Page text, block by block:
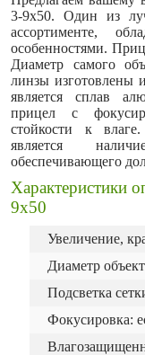
3-9x50. Один из
ассортименте,
особенностями.
Диаметр самого
линзы изготовлены
является сплав
прицел с
стойкости к
является
обеспечивающего
Характеристики
9x50
Увеличение,
Диаметр
Подсветка
Фокусировка: